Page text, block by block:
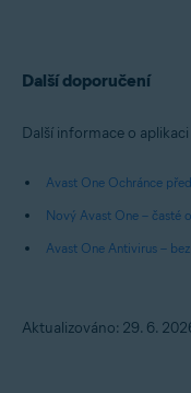
Další doporučení
Další informace o
Avast One Ochránce
Nový Avast One – časté
Avast One Antivirus –
Aktualizováno: 29. 6.